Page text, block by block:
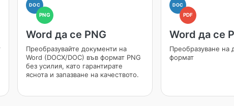
DOC
PNG
Word да се PNG
Преобразувайте документи на
Word (DOCX/DOC) във формат PNG
без усилия, като гарантирате
яснота и запазване на качеството.
DOC
PDF
Word да се
Преобразуване на
формат